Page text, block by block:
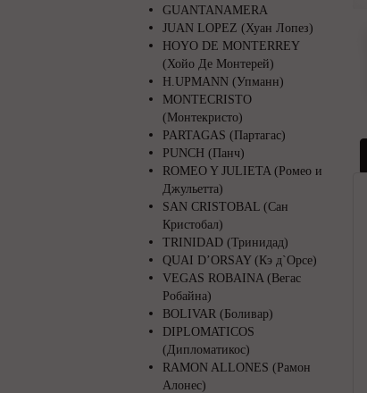
GUANTANAMERA
JUAN LOPEZ (Хуан Лопез)
HOYO DE MONTERREY
(Хойо Де Монтерей)
H.UPMANN (Упманн)
MONTECRISTO
(Монтекристо)
PARTAGAS (Партагас)
PUNCH (Панч)
ROMEO Y JULIETA (Ромео и
Джульетта)
SAN CRISTOBAL (Сан
Кристобал)
TRINIDAD (Тринидад)
QUAI D’ORSAY (Кэ д`Орсе)
VEGAS ROBAINA (Вегас
Робайна)
BOLIVAR (Боливар)
DIPLOMATICOS
(Дипломатикос)
RAMON ALLONES (Рамон
Алонес)